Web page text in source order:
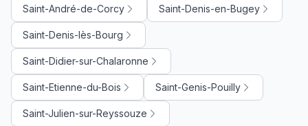
Saint-André-de-Corcy Saint-Denis-en-Bugey
Saint-Denis-lès-Bourg
Saint-Didier-sur-Chalaronne
Saint-Etienne-du-Bois Saint-Genis-Pouilly
Saint-Julien-sur-Reyssouze